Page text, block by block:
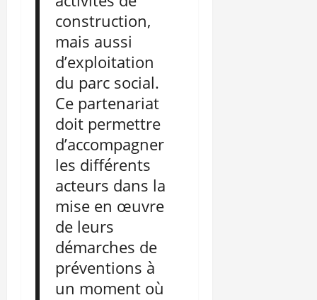
construction,
mais aussi
d’exploitation
du parc social.
Ce partenariat
doit permettre
d’accompagner
les différents
acteurs dans la
mise en œuvre
de leurs
démarches de
préventions à
un moment où